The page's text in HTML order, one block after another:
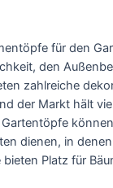
für den
den
zahlreiche
der Markt hält
dienen, in
Platz für